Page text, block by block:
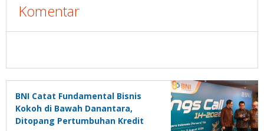
Komentar
BNI Catat Fundamental Bisnis
Kokoh di Bawah Danantara,
Ditopang Pertumbuhan Kredit